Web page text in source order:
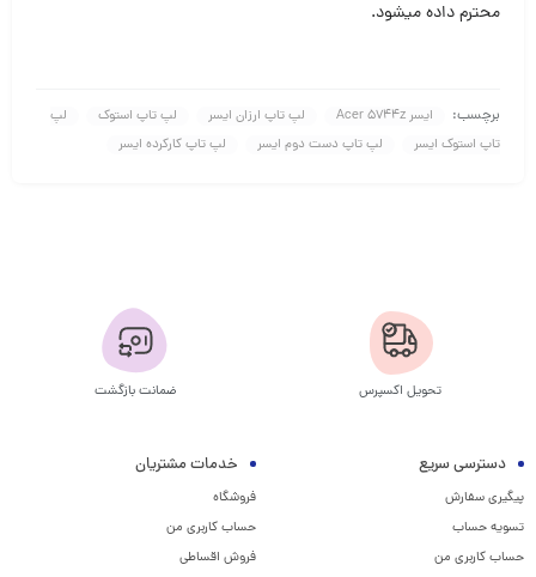
محترم داده میشود.
برچسب: ایسر Acer 5744z لپ تاپ ارزان ایسر لپ تاپ استوک
لپ
تاپ استوک ایسر
لپ تاپ دست دوم ایسر لپ تاپ کارکرده ایسر
تحویل اکسپرس ضمانت بازگشت
دسترسی سریع
پیگیری سفارش
تسویه حساب
حساب کاربری من
خدمات مشتریان
فروشگاه
حساب کاربری من
فروش اقساطی